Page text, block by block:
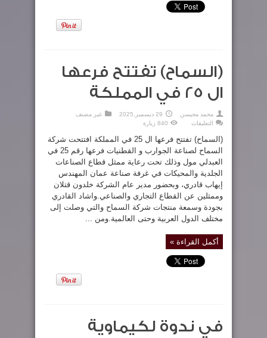
(السماح) تفتتح فرعها
ال 25 في المملكة
محمد محيسن 29 ديسمبر,2025
غير مصنف
التعليقات
فرعها
ال
في
المملكة
مغلقة
840 زيارة
(السماح) تفتتح فرعها ال 25 في المملكة افتتحت شركة
السماح لصناعة الجوارب و القطنيات فرعها رقم 25 في
العبدلي مول وذلك تحت رعاية ممثل قطاع الصناعات
الجلدية والمحيكات في غرفة صناعة عمان المهندس
إيهاب قادري، وبحضور مدير عام الشركة خلدون قتلان
وممثلين عن القطاع التجاري والصناعي.واشاد القادري
بجودة وسمعة منتجات شركة السماح والتي وصلت إلى
مختلف الدول العربية وحتى العالمية.ومن ...
أكمل القراءة »
في ندوة لكيماوية